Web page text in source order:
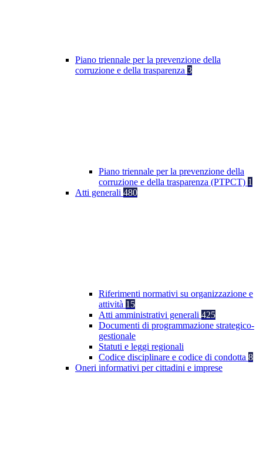
Piano triennale per la prevenzione della
corruzione e della trasparenza 3
Piano triennale per la prevenzione della
corruzione e della trasparenza (PTPCT) 1
Atti generali 480
Riferimenti normativi su organizzazione e
attività 15
Atti amministrativi generali 425
Documenti di programmazione strategico-
gestionale
Statuti e leggi regionali
Codice disciplinare e codice di condotta 8
Oneri informativi per cittadini e imprese